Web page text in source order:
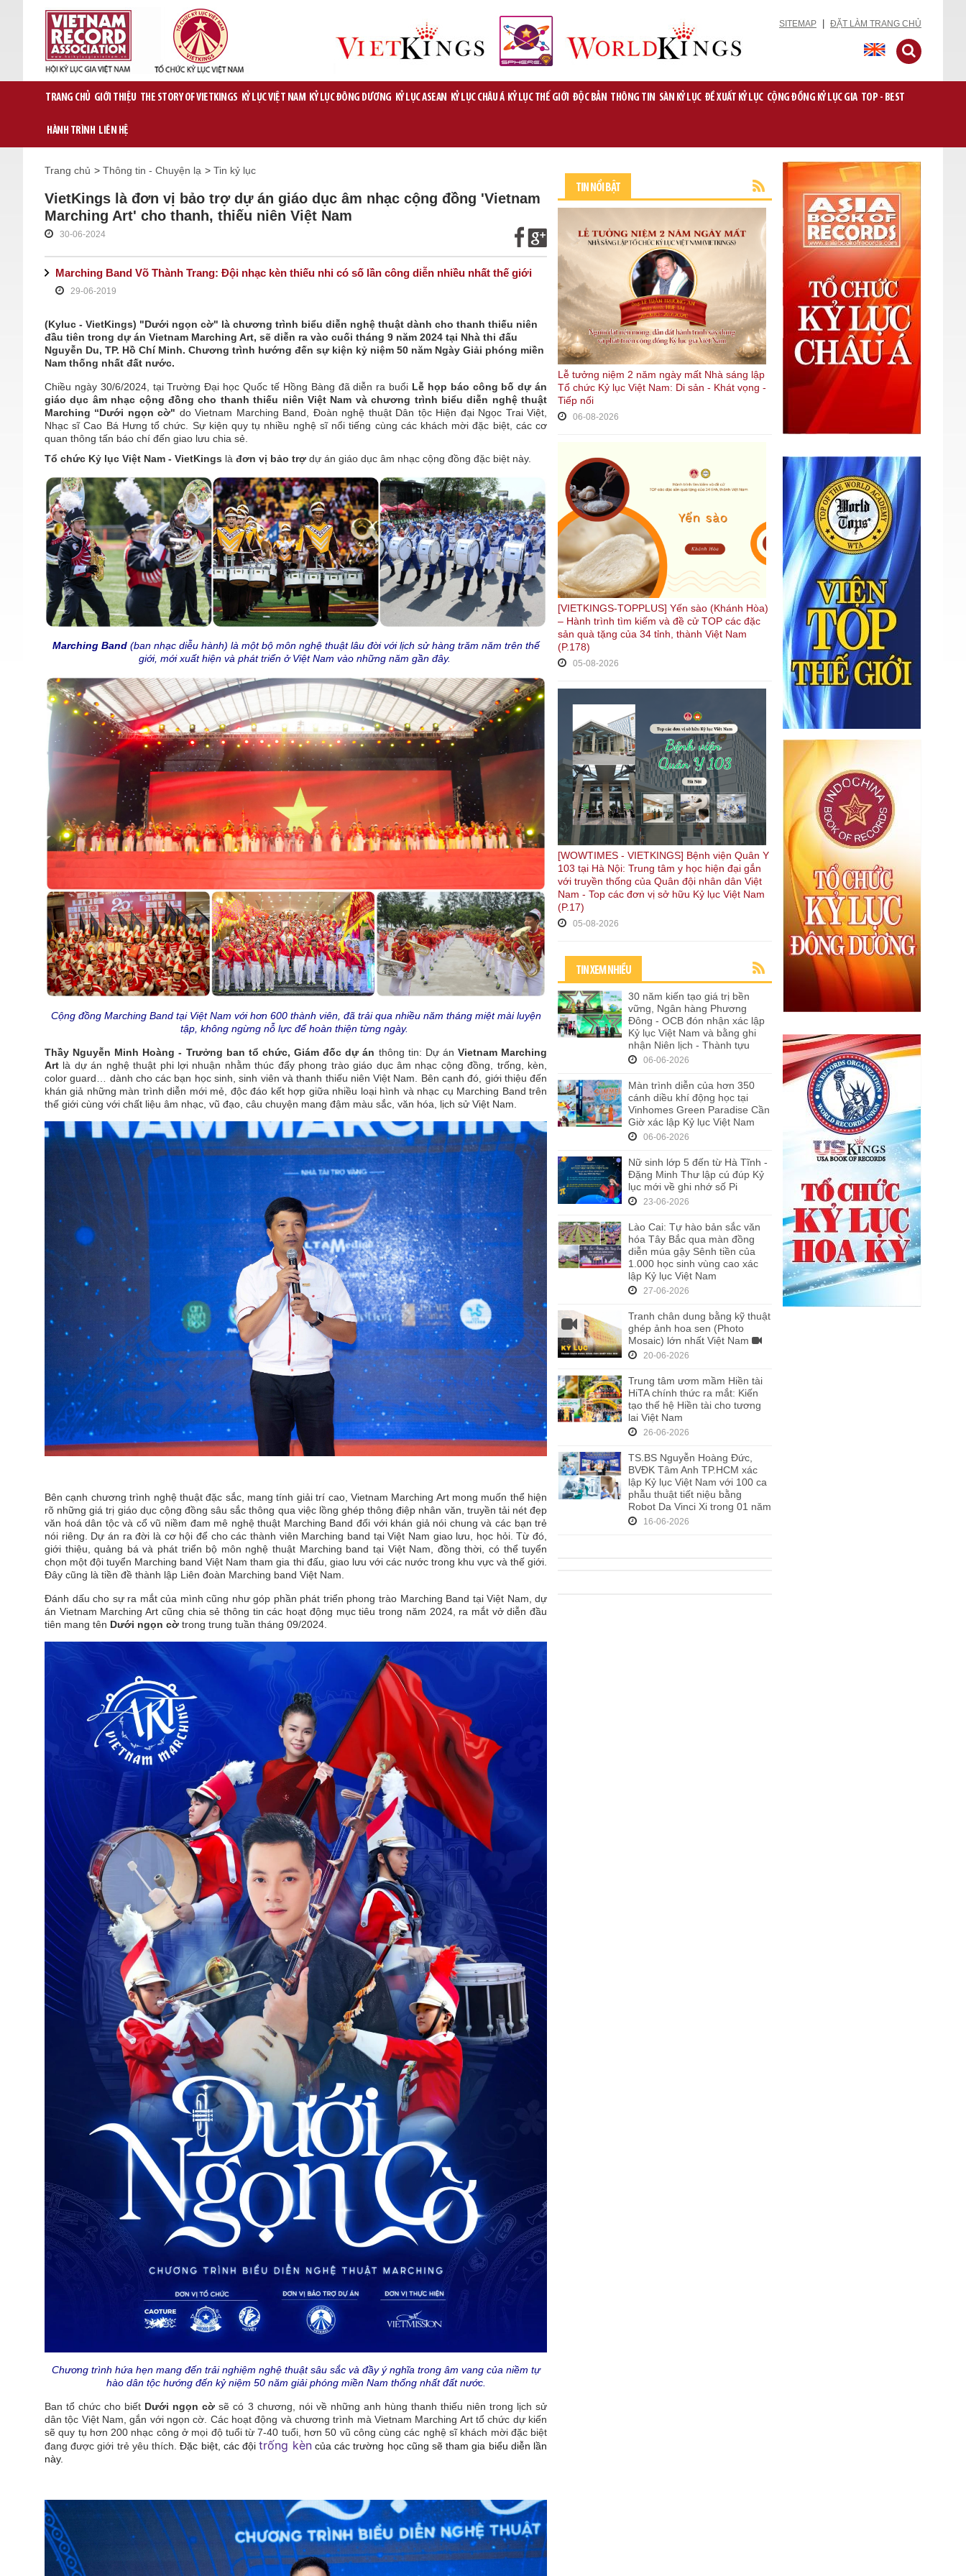
SITEMAP ĐẶT LÀM TRANG CHỦ
TRANG CHỦ GIỚI THIỆU THE STORY OF VIETKINGS KỶ LỤC VIỆT NAM KỶ LỤC ĐÔNG DƯƠNG KỶ LỤC ASEAN KỶ LỤC CHÂU Á KỶ LỤC THẾ GIỚI ĐỘC BẢN THÔNG TIN SÀN KỶ LỤC ĐỀ XUẤT KỶ LỤC CỘNG ĐỒNG KỶ LỤC GIA TOP - BEST
HÀNH TRÌNH LIÊN HỆ
Trang chủ > Thông tin - Chuyện lạ > Tin kỷ lục
VietKings là đơn vị bảo trợ dự án giáo dục âm nhạc cộng đồng 'Vietnam
Marching Art' cho thanh, thiếu niên Việt Nam
30-06-2024
Marching Band Võ Thành Trang: Đội nhạc kèn thiếu nhi có số lần công diễn nhiều nhất thế giới
29-06-2019
(Kyluc - VietKings) "Dưới ngọn cờ" là chương trình biểu diễn nghệ thuật dành cho thanh thiếu niên
đầu tiên trong dự án Vietnam Marching Art, sẽ diễn ra vào cuối tháng 9 năm 2024 tại Nhà thi đấu
Nguyễn Du, TP. Hồ Chí Minh. Chương trình hướng đến sự kiện kỷ niệm 50 năm Ngày Giải phóng miền
Nam thống nhất đất nước.
Chiều ngày 30/6/2024, tại Trường Đại học Quốc tế Hồng Bàng đã diễn ra buổi Lễ họp báo công bố dự án
giáo dục âm nhạc cộng đồng cho thanh thiếu niên Việt Nam và chương trình biểu diễn nghệ thuật
Marching “Dưới ngọn cờ" do Vietnam Marching Band, Đoàn nghệ thuật Dân tộc Hiện đại Ngọc Trai Việt,
Nhạc sĩ Cao Bá Hưng tổ chức. Sự kiện quy tụ nhiều nghệ sĩ nổi tiếng cùng các khách mời đặc biệt, các cơ
quan thông tấn báo chí đến giao lưu chia sẻ.
Tổ chức Kỷ lục Việt Nam - VietKings là đơn vị bảo trợ dự án giáo dục âm nhạc cộng đồng đặc biệt này.
Marching Band(ban nhạc diễu hành) là một bộ môn nghệ thuật lâu đời với lịch sử hàng trăm năm trên thế
giới, mới xuất hiện và phát triển ở Việt Nam vào những năm gần đây.
Cộng đồng Marching Band tại Việt Nam với hơn 600 thành viên, đã trải qua nhiều năm tháng miệt mài luyện
tập, không ngừng nỗ lực để hoàn thiện từng ngày.
Thầy Nguyễn Minh Hoàng - Trưởng ban tổ chức, Giám đốc dự án thông tin: Dự ánVietnam Marching
Art là dự án nghệ thuật phi lợi nhuận nhằm thúc đẩy phong trào giáo dục âm nhạc cộng đồng, trống, kèn,
color guard… dành cho các bạn học sinh, sinh viên và thanh thiếu niên Việt Nam. Bên cạnh đó, giới thiệu đến
khán giả những màn trình diễn mới mẻ, độc đáo kết hợp giữa nhiều loại hình và nhạc cụ Marching Band trên
thế giới cùng với chất liệu âm nhạc, vũ đạo, câu chuyện mang đậm màu sắc, văn hóa, lịch sử Việt Nam.
Bên cạnh chương trình nghệ thuật đặc sắc, mang tính giải trí cao, Vietnam Marching Art mong muốn thể hiện
rõ những giá trị giáo dục cộng đồng sâu sắc thông qua việc lồng ghép thông điệp nhân văn, truyền tải nét đẹp
văn hoá dân tộc và cổ vũ niềm đam mê nghệ thuật Marching Band đối với khán giả nói chung và các bạn trẻ
nói riêng. Dự án ra đời là cơ hội để cho các thành viên Marching band tại Việt Nam giao lưu, học hỏi. Từ đó,
giới thiệu, quảng bá và phát triển bộ môn nghệ thuật Marching band tại Việt Nam, đồng thời, có thể tuyển
chọn một đội tuyển Marching band Việt Nam tham gia thi đấu, giao lưu với các nước trong khu vực và thế giới.
Đây cũng là tiền đề thành lập Liên đoàn Marching band Việt Nam.
Đánh dấu cho sự ra mắt của mình cũng như góp phần phát triển phong trào Marching Band tại Việt Nam, dự
án Vietnam Marching Art cũng chia sẻ thông tin các hoạt động mục tiêu trong năm 2024, ra mắt vở diễn đầu
tiên mang tên Dưới ngọn cờ trong trung tuần tháng 09/2024.
Chương trình hứa hẹn mang đến trải nghiệm nghệ thuật sâu sắc và đầy ý nghĩa trong âm vang của niềm tự
hào dân tộc hướng đến kỷ niệm 50 năm giải phóng miền Nam thống nhất đất nước.
Ban tổ chức cho biết Dưới ngọn cờ sẽ có 3 chương, nói về những anh hùng thanh thiếu niên trong lịch sử
dân tộc Việt Nam, gắn với ngọn cờ. Các hoạt động và chương trình mà Vietnam Marching Art tổ chức dự kiến
sẽ quy tụ hơn 200 nhạc công ở mọi độ tuổi từ 7-40 tuổi, hơn 50 vũ công cùng các nghệ sĩ khách mời đặc biệt
đang được giới trẻ yêu thích.Đặc biệt, các độitrống kèncủa các trường học cũng sẽ tham gia biểu diễn lần
này.
TIN NỔI BẬT
Lễ tưởng niệm 2 năm ngày mất Nhà sáng lập
Tổ chức Kỷ lục Việt Nam: Di sản - Khát vọng -
Tiếp nối
06-08-2026
[VIETKINGS-TOPPLUS] Yến sào (Khánh Hòa)
– Hành trình tìm kiếm và đề cử TOP các đặc
sản quà tặng của 34 tỉnh, thành Việt Nam
(P.178)
05-08-2026
[WOWTIMES - VIETKINGS] Bệnh viện Quân Y
103 tại Hà Nội: Trung tâm y học hiện đại gắn
với truyền thống của Quân đội nhân dân Việt
Nam - Top các đơn vị sở hữu Kỷ lục Việt Nam
(P.17)
05-08-2026
TIN XEM NHIỀU
30 năm kiến tạo giá trị bền
vững, Ngân hàng Phương
Đông - OCB đón nhận xác lập
Kỷ lục Việt Nam và bằng ghi
nhận Niên lịch - Thành tựu
06-06-2026
Màn trình diễn của hơn 350
cánh diều khí động học tại
Vinhomes Green Paradise Cần
Giờ xác lập Kỷ lục Việt Nam
06-06-2026
Nữ sinh lớp 5 đến từ Hà Tĩnh -
Đặng Minh Thư lập cú đúp Kỷ
lục mới về ghi nhớ số Pi
23-06-2026
Lào Cai: Tự hào bản sắc văn
hóa Tây Bắc qua màn đồng
diễn múa gậy Sênh tiền của
1.000 học sinh vùng cao xác
lập Kỷ lục Việt Nam
27-06-2026
Tranh chân dung bằng kỹ thuật
ghép ảnh hoa sen (Photo
Mosaic) lớn nhất Việt Nam
20-06-2026
Trung tâm ươm mầm Hiền tài
HiTA chính thức ra mắt: Kiến
tạo thế hệ Hiền tài cho tương
lai Việt Nam
26-06-2026
TS.BS Nguyễn Hoàng Đức,
BVĐK Tâm Anh TP.HCM xác
lập Kỷ lục Việt Nam với 100 ca
phẫu thuật tiết niệu bằng
Robot Da Vinci Xi trong 01 năm
16-06-2026